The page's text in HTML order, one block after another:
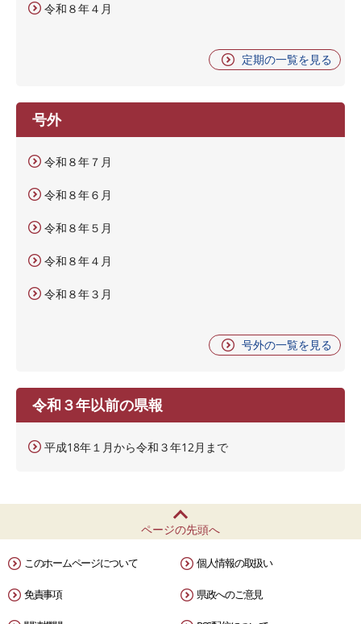
令和８年４月
定期の一覧を見る
号外
令和８年７月
令和８年６月
令和８年５月
令和８年４月
令和８年３月
号外の一覧を見る
令和３年以前の県報
平成18年１月から令和３年12月まで
ページの先頭へ
このホームページについて 個人情報の取扱い
免責事項 県政へのご意見